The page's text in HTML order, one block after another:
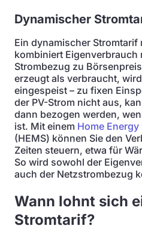
Dynamischer
Ein dynamischer Stromtarif
kombiniert Eigenverbrauch
Strombezug zu
erzeugt als verbraucht,
eingespeist – zu fixen
der PV-Strom nicht aus,
dann bezogen werden,
ist. Mit einem Home
(HEMS) können Sie den
Zeiten steuern, etwa für
So wird sowohl der
auch der Netzstrombezug
Wann lohnt sich
Stromtarif?